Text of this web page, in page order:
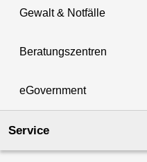
Gewalt & Notfälle
Beratungszentren
eGovernment
Service